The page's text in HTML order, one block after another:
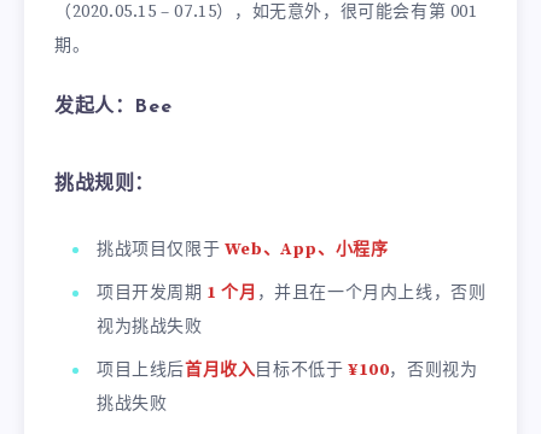
（2020.05.15 – 07.15），如无意外，很可能会有第 001
期。
发起人：Bee
挑战规则：
挑战项目仅限于 Web、App、小程序
项目开发周期 1 个月 ，并且在一个月内上线，否则
视为挑战失败
项目上线后首月收入目标不低于 ¥100，否则视为
挑战失败